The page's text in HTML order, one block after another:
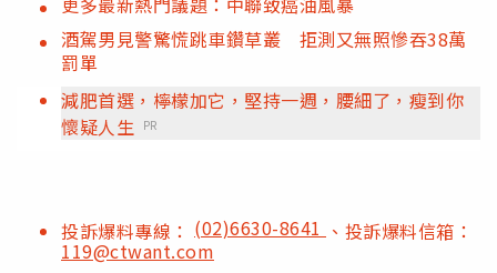
酒駕男見警驚慌跳車鑽草叢 拒測又無照慘吞38萬
罰單
減肥首選，檸檬加它，堅持一週，腰細了，瘦到你
懷疑人生
PR
投訴爆料專線： (02)6630-8641 、投訴爆料信箱：
119@ctwant.com